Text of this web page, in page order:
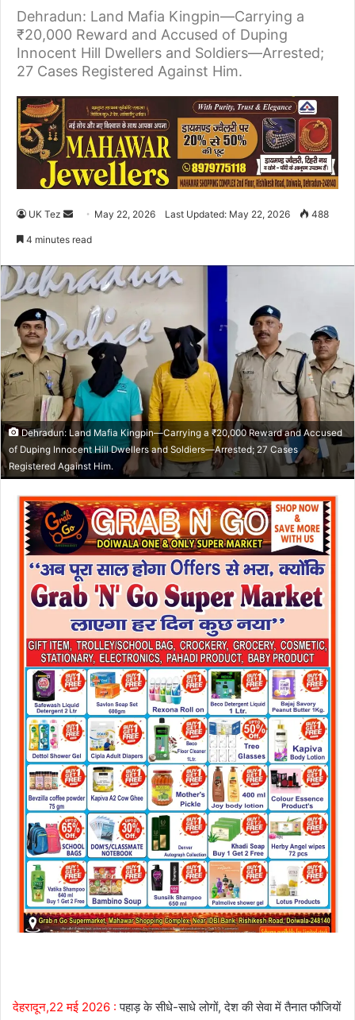
Dehradun: Land Mafia Kingpin—Carrying a
₹20,000 Reward and Accused of Duping
Innocent Hill Dwellers and Soldiers—Arrested;
27 Cases Registered Against Him.
UK Tez
a
e
m
a
l
May 22, 2026 Last Updated: May 22, 2026 488
4 minutes read
Dehradun: Land Mafia Kingpin—Carrying a ₹20,000 Reward and Accused
of Duping Innocent Hill Dwellers and Soldiers—Arrested; 27 Cases
Registered Against Him.
देहरादून,22 मई 2026 : पहाड़ के सीधे-साधे लोगों, देश की सेवा में तैनात फौजियों